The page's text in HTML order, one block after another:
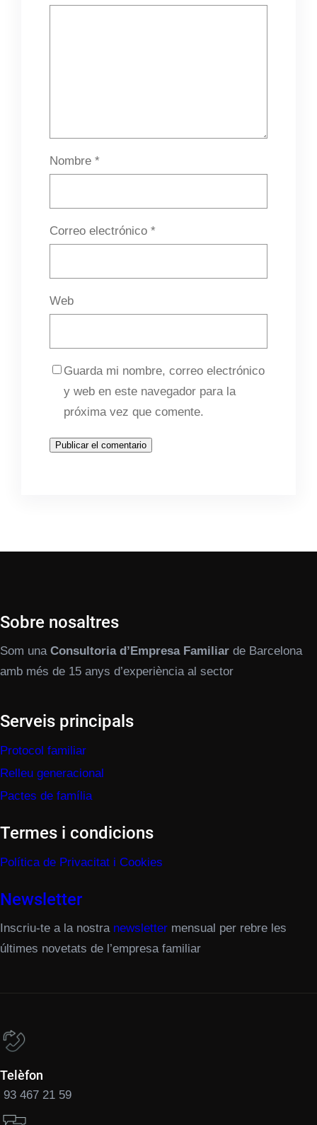
Nombre *
Correo electrónico *
Web
Guarda mi nombre, correo electrónico
y web en este navegador para la
próxima vez que comente.
Sobre nosaltres
Som una Consultoria d’Empresa Familiar de Barcelona
amb més de 15 anys d’experiència al sector
Serveis principals
Protocol familiar
Relleu generacional
Pactes de família
Termes i condicions
Política de Privacitat i Cookies
Newsletter
Inscriu-te a la nostra newsletter mensual per rebre les
últimes novetats de l’empresa familiar
Telèfon
93 467 21 59